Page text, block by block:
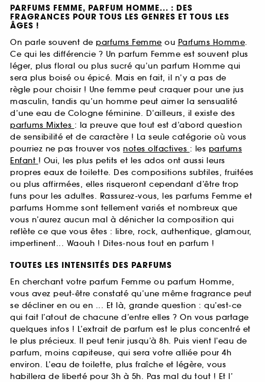
PARFUMS FEMME, PARFUM HOMME... : DES
FRAGRANCES POUR TOUS LES GENRES ET TOUS LES
ÂGES !
On parle souvent de parfums Femme ou Parfums Homme.
Ce qui les différencie ? Un parfum Femme est souvent plus
léger, plus floral ou plus sucré qu’un parfum Homme qui
sera plus boisé ou épicé. Mais en fait, il n’y a pas de
règle pour choisir ! Une femme peut craquer pour une jus
masculin, tandis qu’un homme peut aimer la sensualité
d’une eau de Cologne féminine. D’ailleurs, il existe des
parfums Mixtes : la preuve que tout est d’abord question
de sensibilité et de caractère ! La seule catégorie où vous
pourriez ne pas trouver vos notes olfactives : les parfums
Enfant ! Oui, les plus petits et les ados ont aussi leurs
propres eaux de toilette. Des compositions subtiles, fruitées
ou plus affirmées, elles risqueront cependant d’être trop
funs pour les adultes. Rassurez-vous, les parfums Femme et
parfums Homme sont tellement variés et nombreux que
vous n’aurez aucun mal à dénicher la composition qui
reflète ce que vous êtes : libre, rock, authentique, glamour,
impertinent... Waouh ! Dites-nous tout en parfum !
TOUTES LES INTENSITÉS DES PARFUMS
En cherchant votre parfum Femme ou parfum Homme,
vous avez peut-être constaté qu’une même fragrance peut
se décliner en ou en ... Et là, grande question : qu’est-ce
qui fait l’atout de chacune d’entre elles ? On vous partage
quelques infos ! L’extrait de parfum est le plus concentré et
le plus précieux. Il peut tenir jusqu’à 8h. Puis vient l’eau de
parfum, moins capiteuse, qui sera votre alliée pour 4h
environ. L’eau de toilette, plus fraîche et légère, vous
habillera de liberté pour 3h à 5h. Pas mal du tout ! Et l’